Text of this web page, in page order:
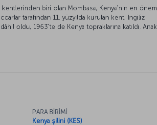
kentlerinden biri olan Mombasa, Kenya’nın en
tarafından 11. yüzyılda kurulan kent, İngiliz
oldu, 1963’te de Kenya topraklarına katıldı.
kumlu sahilleri ve olağanüstü güzellikteki mercan
PARA BİRİMİ
Kenya şilini (KES)